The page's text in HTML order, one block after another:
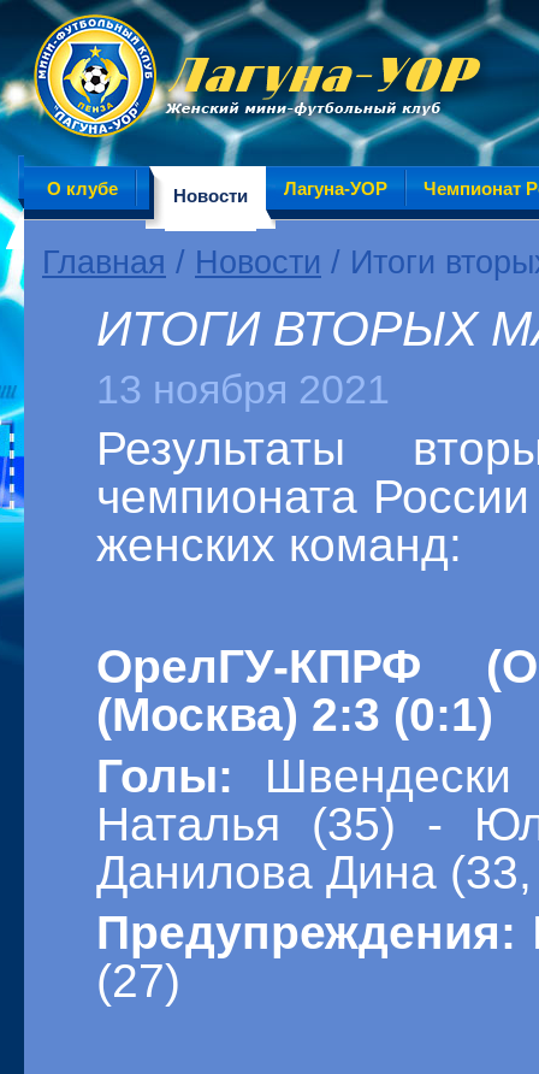
О клубе Новости Лагуна-УОР Чемпионат
Главная / Новости / Итоги
ИТОГИ ВТОРЫХ
13 ноября 2021
Результаты
чемпионата
женских команд:
ОрелГУ-КПРФ
(Москва) 2:3 (0:1)
Голы:
Наталья (35) -
Данилова Дина
Предупреждения:
(27)